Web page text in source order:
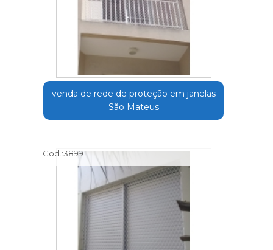
venda de rede de proteção em janelas
São Mateus
Cod.:3899